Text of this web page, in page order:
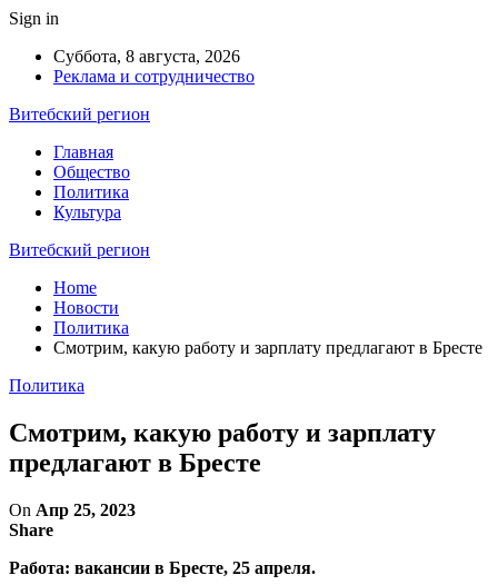
Sign in
Суббота, 8 августа, 2026
Реклама и сотрудничество
Витебский регион
Главная
Общество
Политика
Культура
Витебский регион
Home
Новости
Политика
Смотрим, какую работу и зарплату предлагают в Бресте
Политика
Смотрим, какую работу и зарплату
предлагают в Бресте
On Апр 25, 2023
Share
Работа: вакансии в Бресте, 25 апреля.